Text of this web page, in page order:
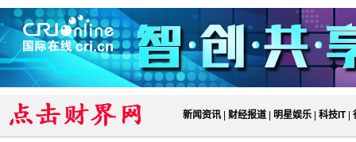
新闻资讯 财经报道 明星娱乐 科技IT|